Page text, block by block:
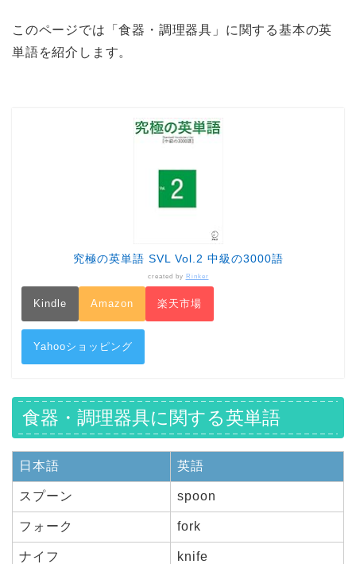
このページでは「食器・調理器具」に関する基本の英
単語を紹介します。
究極の英単語 SVL Vol.2 中級の3000語
created by Rinker
Kindle Amazon 楽天市場
Yahooショッピング
食器・調理器具に関する英単語
日本語 英語
スプーン spoon
フォーク fork
ナイフ knife